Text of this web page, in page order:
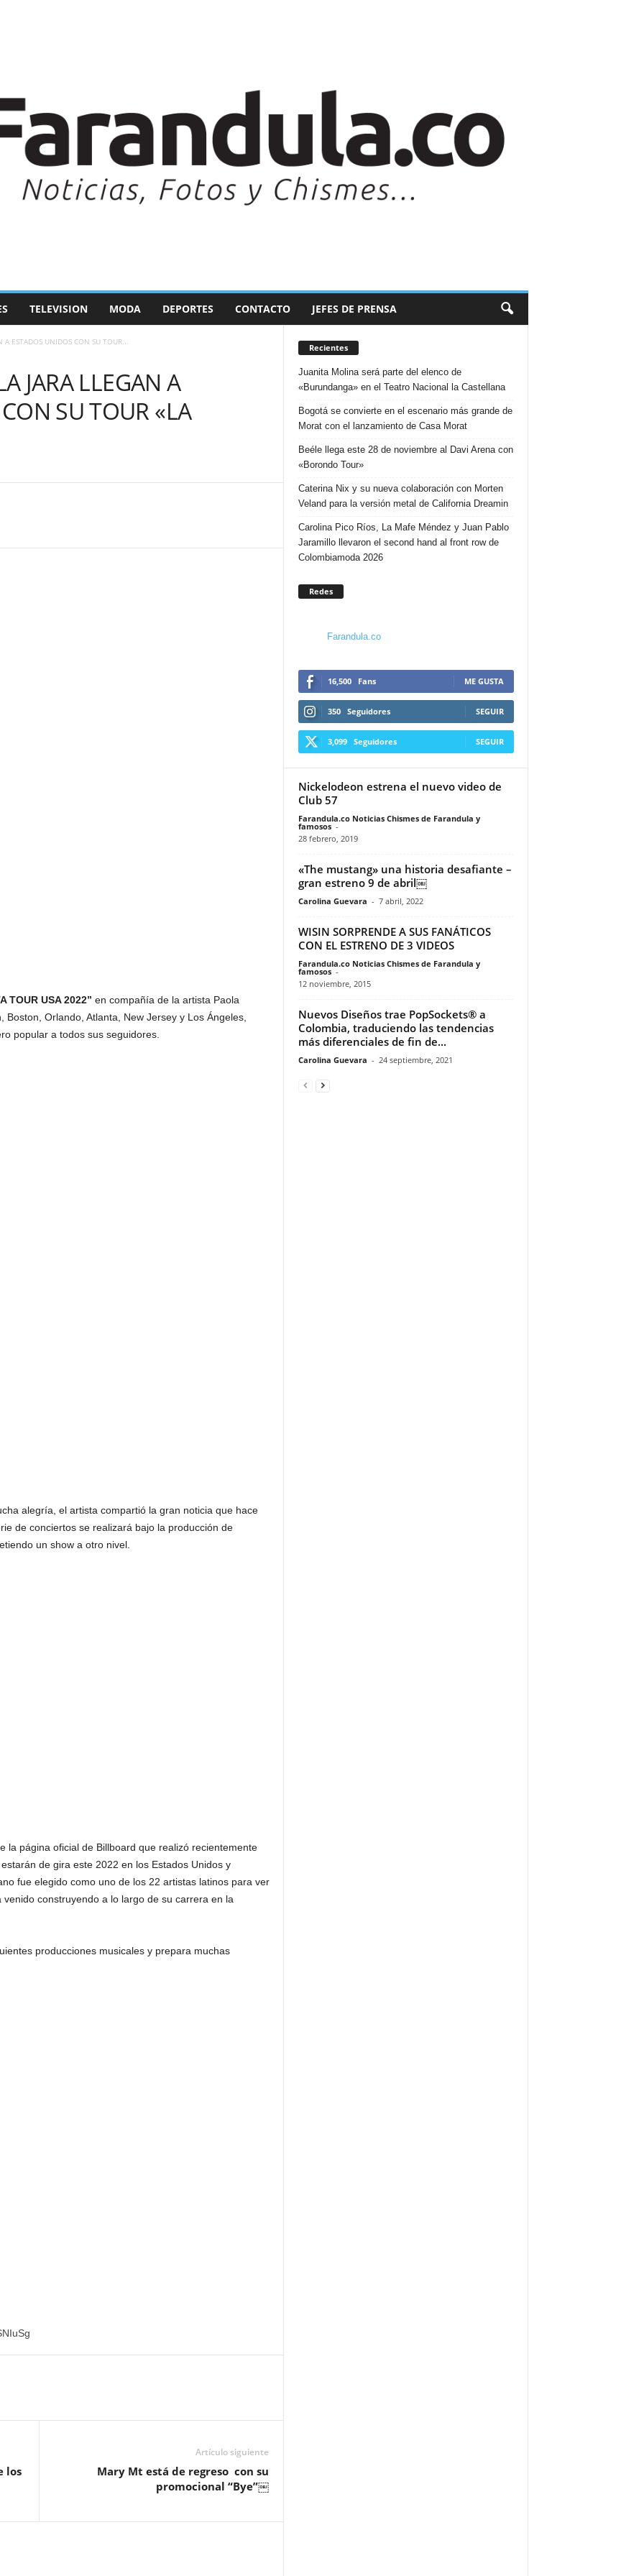
TELEVISION MODA DEPORTES CONTACTO JEFES DE PRENSA
A ESTADOS UNIDOS CON SU TOUR...
JARA LLEGAN A
SU TOUR «LA
TOUR USA 2022” en compañía de la artista Paola
Orlando, Atlanta, New Jersey y Los Ángeles,
popular a todos sus seguidores.
alegría, el artista compartió la gran noticia que hace
de conciertos se realizará bajo la producción de
un show a otro nivel.
la página oficial de Billboard que realizó recientemente
de gira este 2022 en los Estados Unidos y
fue elegido como uno de los 22 artistas latinos para ver
construyendo a lo largo de su carrera en la
producciones musicales y prepara muchas
los
Artículo siguiente
Mary Mt está de regreso con su
promocional “Bye”￼
Recientes
Juanita Molina será parte del elenco de
«Burundanga» en el Teatro Nacional la Castellana
Bogotá se convierte en el escenario más grande de
Morat con el lanzamiento de Casa Morat
Beéle llega este 28 de noviembre al Davi Arena con
«Borondo Tour»
Caterina Nix y su nueva colaboración con Morten
Veland para la versión metal de California Dreamin
Carolina Pico Ríos, La Mafe Méndez y Juan Pablo
Jaramillo llevaron el second hand al front row de
Colombiamoda 2026
Redes
Farandula.co
16,500 Fans ME GUSTA
350 Seguidores SEGUIR
3,099 Seguidores SEGUIR
Nickelodeon estrena el nuevo video de
Club 57
Farandula.co Noticias Chismes de Farandula y
famosos -
28 febrero, 2019
«The mustang» una historia desafiante –
gran estreno 9 de abril￼
Carolina Guevara - 7 abril, 2022
WISIN SORPRENDE A SUS FANÁTICOS
CON EL ESTRENO DE 3 VIDEOS
Farandula.co Noticias Chismes de Farandula y
famosos -
12 noviembre, 2015
Nuevos Diseños trae PopSockets® a
Colombia, traduciendo las tendencias
más diferenciales de fin de...
Carolina Guevara - 24 septiembre, 2021